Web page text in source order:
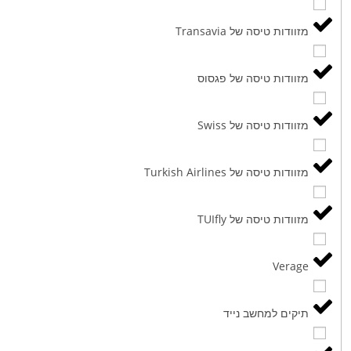
מזוודות טיסה של Transavia
מזוודות טיסה של פגסוס
מזוודות טיסה של Swiss
מזוודות טיסה של Turkish Airlines
מזוודות טיסה של TUIfly
Verage
תיקים למחשב נייד